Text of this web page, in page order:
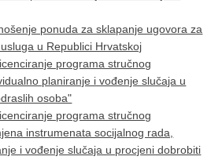
ponuda za sklapanje ugovora za
u Republici Hrvatskoj
programa stručnog
planiranje i vođenje slučaja u
osoba"
programa stručnog
instrumenata socijalnog rada,
i vođenje slučaja u procjeni dobrobiti